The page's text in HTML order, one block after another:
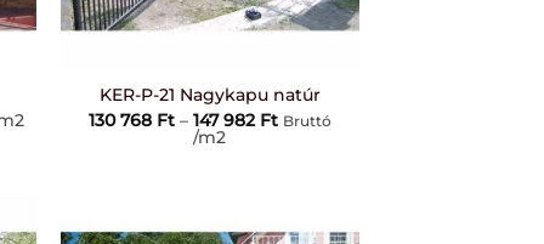
KER-P-21 Nagykapu natúr
130 768 Ft – 147 982 FtÁrtartomány:
Bruttó
/m2